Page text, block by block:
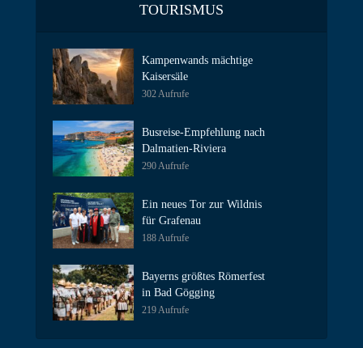
TOURISMUS
Kampenwands mächtige
Kaisersäle
302 Aufrufe
Busreise-Empfehlung nach
Dalmatien-Riviera
290 Aufrufe
Ein neues Tor zur Wildnis
für Grafenau
188 Aufrufe
Bayerns größtes Römerfest
in Bad Gögging
219 Aufrufe